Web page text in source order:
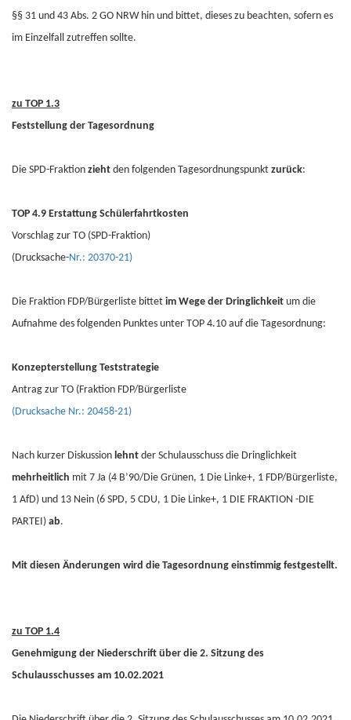
§§ 31 und 43 Abs. 2 GO NRW hin und bittet, dieses zu beachten, sofern es
im Einzelfall zutreffen sollte.
zu TOP 1.3
Feststellung der Tagesordnung
Die SPD-Fraktion zieht den folgenden Tagesordnungspunkt zurück:
TOP 4.9 Erstattung Schülerfahrtkosten
Vorschlag zur TO (SPD-Fraktion)
(Drucksache-Nr.: 20370-21)
Die Fraktion FDP/Bürgerliste bittet im Wege der Dringlichkeit um die
Aufnahme des folgenden Punktes unter TOP 4.10 auf die Tagesordnung:
Konzepterstellung Teststrategie
Antrag zur TO (Fraktion FDP/Bürgerliste
(Drucksache Nr.: 20458-21)
Nach kurzer Diskussion lehnt der Schulausschuss die Dringlichkeit
mehrheitlich mit 7 Ja (4 B’90/Die Grünen, 1 Die Linke+, 1 FDP/Bürgerliste,
1 AfD) und 13 Nein (6 SPD, 5 CDU, 1 Die Linke+, 1 DIE FRAKTION -DIE
PARTEI) ab.
Mit diesen Änderungen wird die Tagesordnung einstimmig festgestellt.
zu TOP 1.4
Genehmigung der Niederschrift über die 2. Sitzung des
Schulausschusses am 10.02.2021